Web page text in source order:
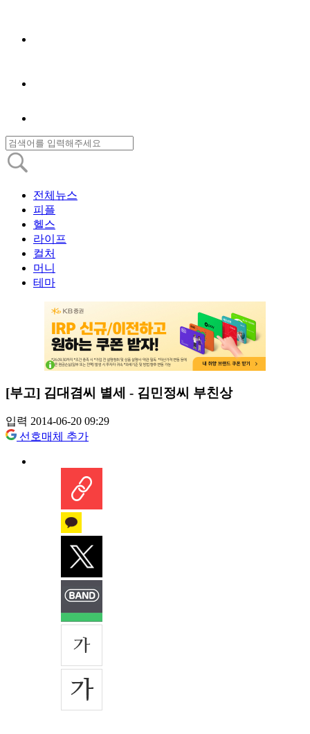
전체뉴스
피플
헬스
라이프
컬처
머니
테마
[부고] 김대겸씨 별세 - 김민정씨 부친상
입력 2014-06-20 09:29
선호매체 추가